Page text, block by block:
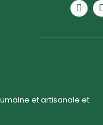
et artisanale et